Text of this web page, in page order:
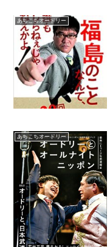
あちこちオードリー
あちこちオードリー